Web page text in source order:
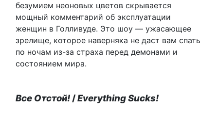
безумием неоновых цветов скрывается
мощный комментарий об эксплуатации
женщин в Голливуде. Это шоу — ужасающее
зрелище, которое наверняка не даст вам спать
по ночам из-за страха перед демонами и
состоянием мира.
Все Отстой! /Everything Sucks!